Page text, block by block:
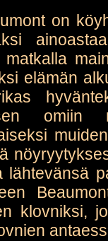
on
matkalla
elämän
omiin
lähtevänsä
klovniksi,